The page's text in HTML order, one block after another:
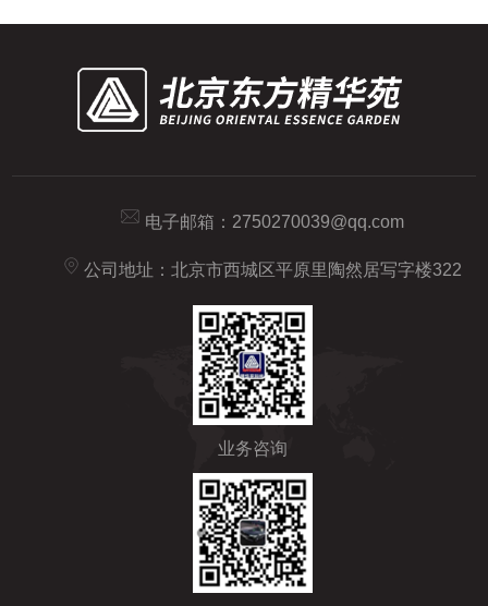
电子邮箱： 2750270039@qq.com
公司地址：北京市西城区平原里陶然居写字楼322
业务咨询